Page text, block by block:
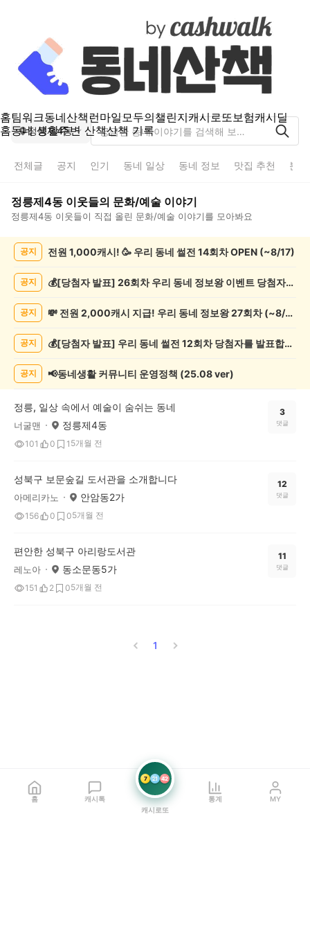
홈팀워크동네산책 런마일모두의챌린지캐시로또보험캐시딜
홈동네 생활주변 산책산책 기록
정릉제4동
전체글 공지 인기 동네 일상 동네 정보 맛집 추천 분
정릉제4동 이웃들의 문화/예술 이야기
정릉제4동 이웃들이 직접 올린 문화/예술 이야기를 모아봐요
화/
글
공지 전원 1,000캐시! 🥳 우리 동네 썰전 14회차 OPEN (~8/17)
공지 💰[당첨자 발표] 26회차 우리 동네 정보왕 이벤트 당첨자를 발표합니다!
공지 💸 전원 2,000캐시 지급! 우리 동네 정보왕 27회차 (~8/10)
공지 💰[당첨자 발표] 우리 동네 썰전 12회차 당첨자를 발표합니다!
공지 📢동네생활 커뮤니티 운영정책 (25.08 ver)
정릉, 일상 속에서 예술이 숨쉬는 동네
너굴맨 정릉제4동
101 0 1 5개월 전
3
댓글
성북구 보문숲길 도서관을 소개합니다
아메리카노 안암동2가
156 0 05개월 전
12
댓글
편안한 성북구 아리랑도서관
레노아 동소문동5가
151 2 05개월 전
11
댓글
1
홈 캐시톡
7 21 42
캐시로또
통계 MY